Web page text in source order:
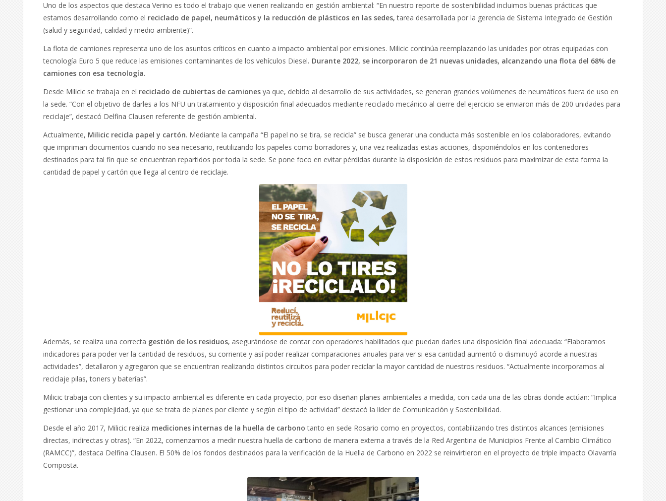
Uno de los aspectos que destaca Verino es todo el trabajo que vienen realizando en gestión ambiental: “En nuestro reporte de sostenibilidad incluimos buenas prácticas que
estamos desarrollando como el reciclado de papel, neumáticos y la reducción de plásticos en las sedes, tarea desarrollada por la gerencia de Sistema Integrado de Gestión
(salud y seguridad, calidad y medio ambiente)”.
La flota de camiones representa uno de los asuntos críticos en cuanto a impacto ambiental por emisiones. Milicic continúa reemplazando las unidades por otras equipadas con
tecnología Euro 5 que reduce las emisiones contaminantes de los vehículos Diesel. Durante 2022, se incorporaron de 21 nuevas unidades, alcanzando una flota del 68% de
camiones con esa tecnología.
Desde Milicic se trabaja en el reciclado de cubiertas de camiones ya que, debido al desarrollo de sus actividades, se generan grandes volúmenes de neumáticos fuera de uso en
la sede. “Con el objetivo de darles a los NFU un tratamiento y disposición final adecuados mediante reciclado mecánico al cierre del ejercicio se enviaron más de 200 unidades para
reciclaje”, destacó Delfina Clausen referente de gestión ambiental.
Actualmente, Milicic recicla papel y cartón. Mediante la campaña “El papel no se tira, se recicla” se busca generar una conducta más sostenible en los colaboradores, evitando
que impriman documentos cuando no sea necesario, reutilizando los papeles como borradores y, una vez realizadas estas acciones, disponiéndolos en los contenedores
destinados para tal fin que se encuentran repartidos por toda la sede. Se pone foco en evitar pérdidas durante la disposición de estos residuos para maximizar de esta forma la
cantidad de papel y cartón que llega al centro de reciclaje.
Además, se realiza una correcta gestión de los residuos, asegurándose de contar con operadores habilitados que puedan darles una disposición final adecuada: “Elaboramos
indicadores para poder ver la cantidad de residuos, su corriente y así poder realizar comparaciones anuales para ver si esa cantidad aumentó o disminuyó acorde a nuestras
actividades”, detallaron y agregaron que se encuentran realizando distintos circuitos para poder reciclar la mayor cantidad de nuestros residuos. “Actualmente incorporamos al
reciclaje pilas, toners y baterías”.
Milicic trabaja con clientes y su impacto ambiental es diferente en cada proyecto, por eso diseñan planes ambientales a medida, con cada una de las obras donde actúan: “Implica
gestionar una complejidad, ya que se trata de planes por cliente y según el tipo de actividad” destacó la líder de Comunicación y Sostenibilidad.
Desde el año 2017, Milicic realiza mediciones internas de la huella de carbono tanto en sede Rosario como en proyectos, contabilizando tres distintos alcances (emisiones
directas, indirectas y otras). “En 2022, comenzamos a medir nuestra huella de carbono de manera externa a través de la Red Argentina de Municipios Frente al Cambio Climático
(RAMCC)”, destaca Delfina Clausen. El 50% de los fondos destinados para la verificación de la Huella de Carbono en 2022 se reinvirtieron en el proyecto de triple impacto Olavarría
Composta.